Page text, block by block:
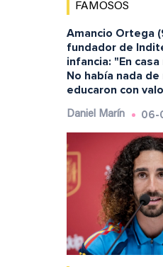
FAMOSOS
Amancio Ortega
fundador de
infancia: "En
No había nada
educaron con
Daniel Marín 06-